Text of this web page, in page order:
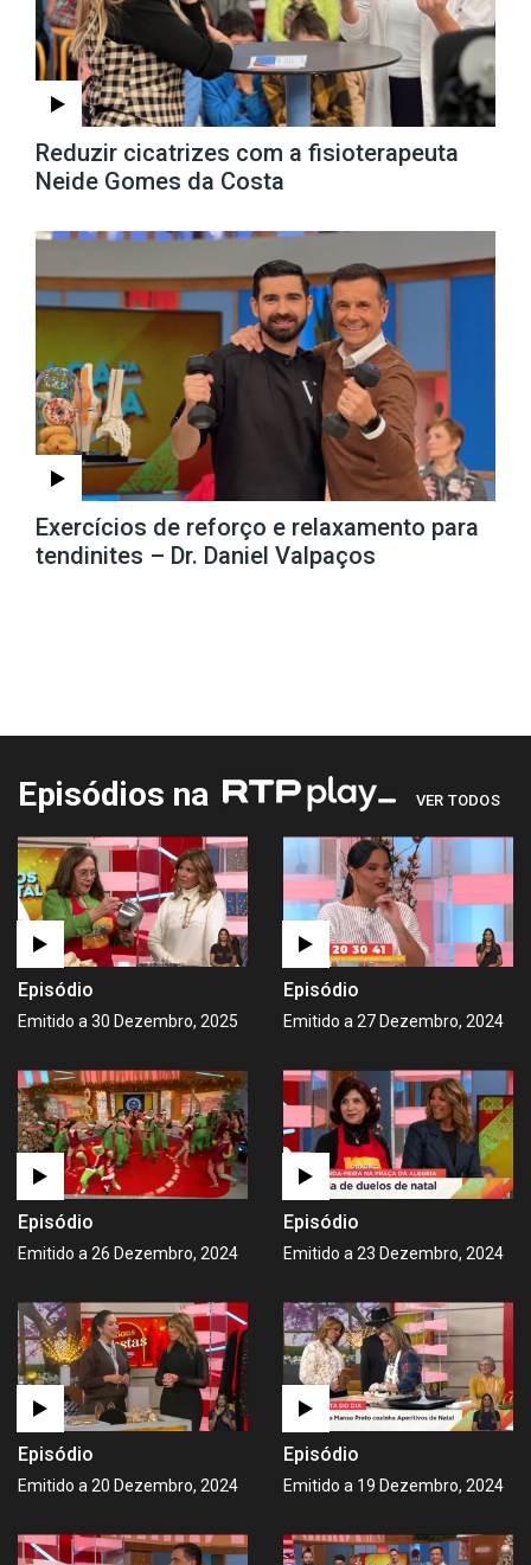
Reduzir cicatrizes com a fisioterapeuta
Neide Gomes da Costa
Exercícios de reforço e relaxamento para
tendinites – Dr. Daniel Valpaços
Episódios na VER TODOS
Episódio
Emitido a 30 Dezembro, 2025
Episódio
Emitido a 27 Dezembro, 2024
Episódio
Emitido a 26 Dezembro, 2024
Episódio
Emitido a 23 Dezembro, 2024
Episódio
Emitido a 20 Dezembro, 2024
Episódio
Emitido a 19 Dezembro, 2024